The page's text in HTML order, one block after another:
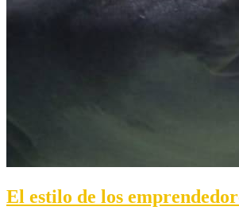
El estilo de los